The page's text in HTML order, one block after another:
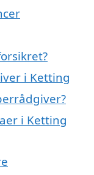
i Ketting
i Ketting